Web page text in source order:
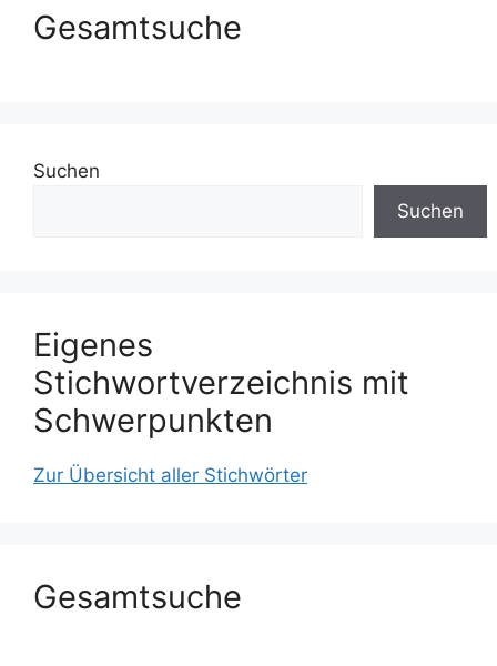
Gesamtsuche
Suchen
Suchen
Eigenes
Stichwortverzeichnis mit
Schwerpunkten
Zur Übersicht aller Stichwörter
Gesamtsuche